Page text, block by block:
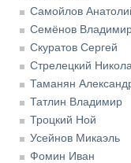
Самойлов
Семёнов
Скуратов Сергей
Стрелецкий
Таманян
Татлин Владимир
Троцкий Ной
Усейнов Микаэль
Фомин Иван